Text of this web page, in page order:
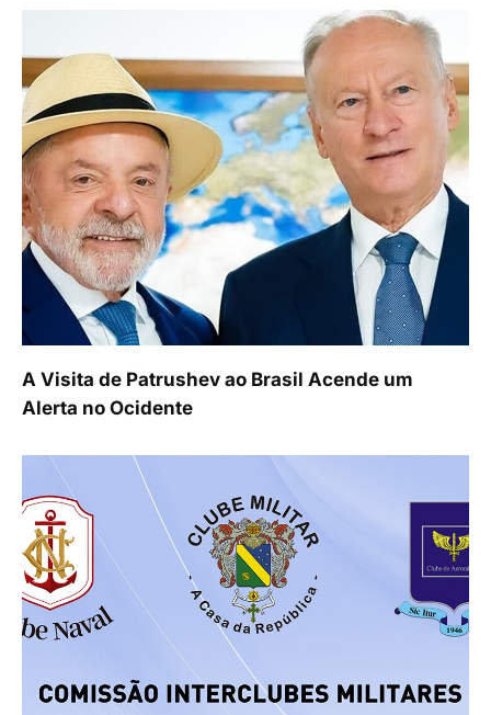
A Visita de Patrushev ao Brasil Acende um
Alerta no Ocidente